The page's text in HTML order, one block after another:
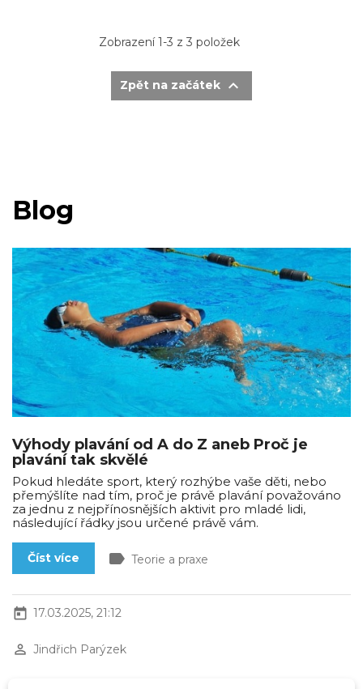
Zobrazení 1-3 z 3 položek
Zpět na začátek 
Blog
Výhody plavání od A do Z aneb Proč je
plavání tak skvělé
Pokud hledáte sport, který rozhýbe vaše děti, nebo
přemýšlíte nad tím, proč je právě plavání považováno
za jednu z nejpřínosnějších aktivit pro mladé lidi,
následující řádky jsou určené právě vám.
Číst více label Teorie a praxe
today 17.03.2025, 21:12
perm_identity Jindřich Parýzek